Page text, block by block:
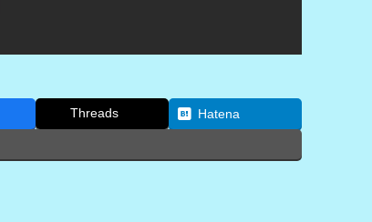
Threads Hatena